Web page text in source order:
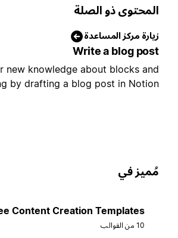
ذو الصلة
مركز المساعدة
Write a blog
your new knowledge about blocks
by drafting a blog post in
في
Free Content Creation Templates